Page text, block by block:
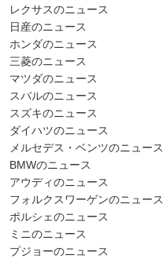
レクサスのニュース
日産のニュース
ホンダのニュース
三菱のニュース
マツダのニュース
スバルのニュース
スズキのニュース
ダイハツのニュース
メルセデス・ベンツのニュース
BMWのニュース
アウディのニュース
フォルクスワーゲンのニュース
ポルシェのニュース
ミニのニュース
プジョーのニュース